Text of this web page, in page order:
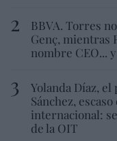
BBVA. Torres
Genç, mientras
nombre CEO...
Yolanda Díaz,
Sánchez,
internacional:
de la OIT